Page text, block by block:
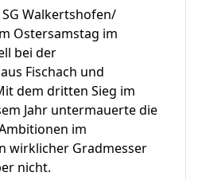
Walkertshofen/
Ostersamstag im
bei der
Fischach und
dem dritten Sieg im
Jahr untermauerte die
im
wirklicher Gradmesser
nicht.